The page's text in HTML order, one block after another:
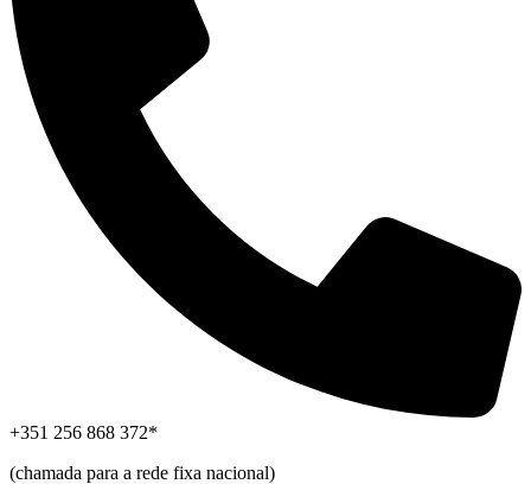
+351 256 868 372*
(chamada para a rede fixa nacional)